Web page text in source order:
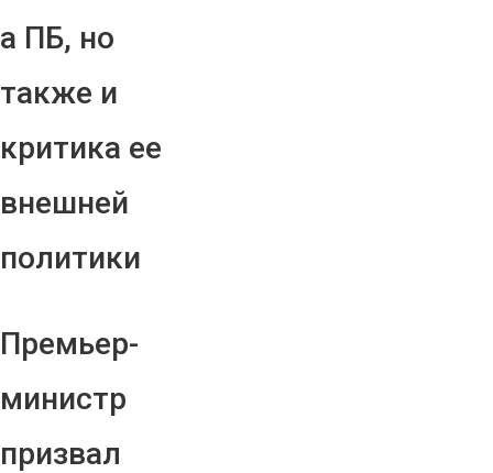
а ПБ, но
также и
критика ее
внешней
политики
Премьер-
министр
призвал